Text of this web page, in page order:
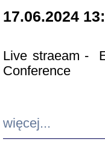
17.06.2024
Live straeam -
Conference
więcej...